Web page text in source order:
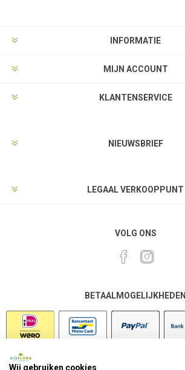
INFORMATIE
MIJN ACCOUNT
KLANTENSERVICE
NIEUWSBRIEF
LEGAAL VERKOOPPUNT
VOLG ONS
BETAALMOGELIJKHEDEN
Wij gebruiken cookies